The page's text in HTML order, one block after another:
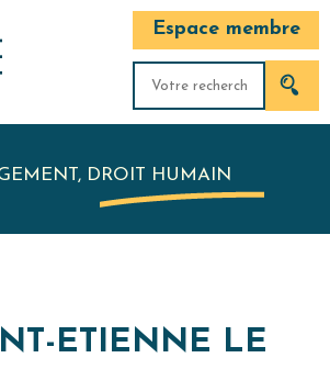
Espace membre
DROIT HUMAIN
ETIENNE LE